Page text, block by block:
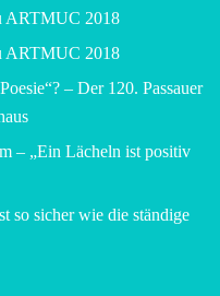
ARTMUC 2018
ARTMUC 2018
– Der 120. Passauer
– „Ein Lächeln ist positiv
so sicher wie die ständige